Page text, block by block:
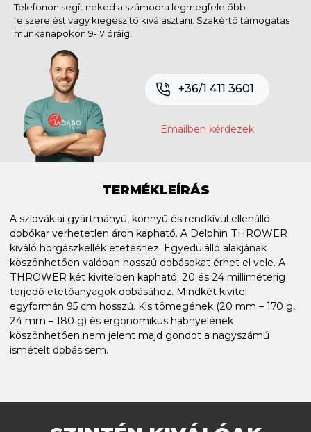
Telefonon segít neked a számodra legmegfelelőbb
felszerelést vagy kiegészítő kiválasztani. Szakértő támogatás
munkanapokon 9-17 óráig!
+36/1 411 3601
Emailben kérdezek
TERMÉKLEÍRÁS
A szlovákiai gyártmányú, könnyű és rendkívül ellenálló
dobókar verhetetlen áron kapható. A Delphin THROWER
kiváló horgászkellék etetéshez. Egyedülálló alakjának
köszönhetően valóban hosszú dobásokat érhet el vele. A
THROWER két kivitelben kapható: 20 és 24 milliméterig
terjedő etetőanyagok dobásához. Mindkét kivitel
egyformán 95 cm hosszú. Kis tömegének (20 mm – 170 g,
24 mm – 180 g) és ergonomikus habnyelének
köszönhetően nem jelent majd gondot a nagyszámú
ismételt dobás sem.